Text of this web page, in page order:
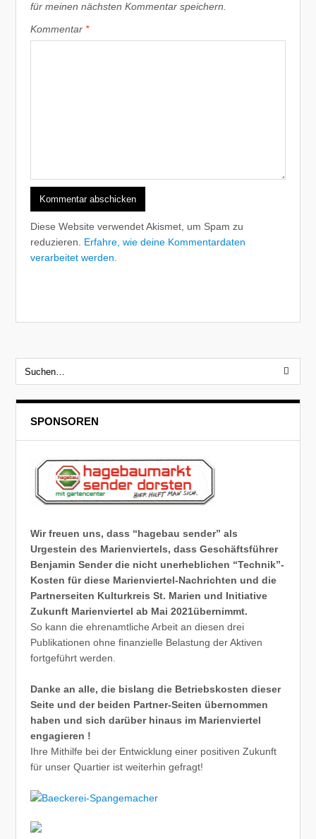
für meinen nächsten Kommentar speichern.
Kommentar *
Diese Website verwendet Akismet, um Spam zu
reduzieren. Erfahre, wie deine Kommentardaten
verarbeitet werden.
SPONSOREN
Wir freuen uns, dass “hagebau sender” als
Urgestein des Marienviertels, dass Geschäftsführer
Benjamin Sender die nicht unerheblichen “Technik”-
Kosten für diese Marienviertel-Nachrichten und die
Partnerseiten Kulturkreis St. Marien und Initiative
Zukunft Marienviertel ab Mai 2021übernimmt.
So kann die ehrenamtliche Arbeit an diesen drei
Publikationen ohne finanzielle Belastung der Aktiven
fortgeführt werden.
Danke an alle, die bislang die Betriebskosten dieser
Seite und der beiden Partner-Seiten übernommen
haben und sich darüber hinaus im Marienviertel
engagieren !
Ihre Mithilfe bei der Entwicklung einer positiven Zukunft
für unser Quartier ist weiterhin gefragt!